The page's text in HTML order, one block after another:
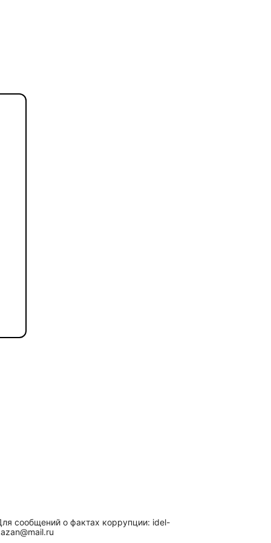
сообщений о фактах коррупции: idel-